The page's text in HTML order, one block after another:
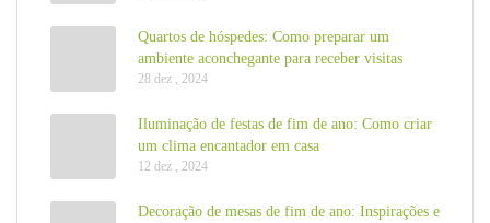
Quartos de hóspedes: Como preparar um
ambiente aconchegante para receber visitas
28 dez , 2024
Iluminação de festas de fim de ano: Como criar
um clima encantador em casa
12 dez , 2024
Decoração de mesas de fim de ano: Inspirações e